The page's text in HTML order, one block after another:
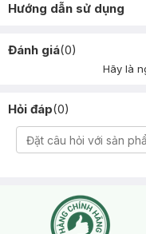
Hướng dẫn sử dụng
Đánh giá(0)
Hãy là
Hỏi đáp(0)